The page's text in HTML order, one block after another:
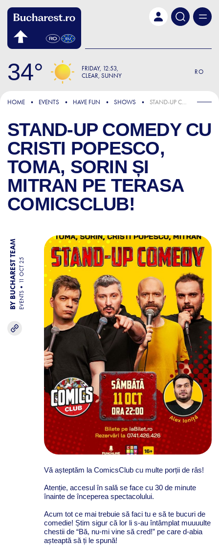
34 FRIDAY 12:53
CLEAR, SUNNY
RO
HOME EVENTS HAVE FUN SHOWS STAND-UP COMEDY CU CRISTI POPESCO, TOMA, SORIN ȘI MITRAN PE TERASA COMICSCLUB!
STAND-UP COMEDY CU
CRISTI POPESCO,
TOMA, SORIN ȘI
MITRAN PE TERASA
COMICSCLUB!
BY BUCHAREST TEAM EVENTS
11 OCT 25
Vă așteptăm la ComicsClub cu multe porții de râs!
Atenție, accesul în sală se face cu 30 de minute
înainte de începerea spectacolului.
Acum tot ce mai trebuie să faci tu e să te bucuri de
comedie! Știm sigur că lor li s-au întâmplat muuuulte
chestii de “Bă, nu-mi vine să cred!” pe care d-abia
așteaptă să ți le spună!